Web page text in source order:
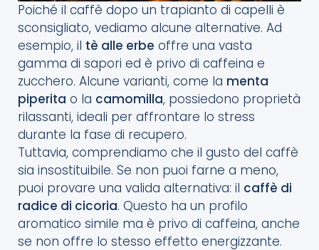
Poiché il caffè dopo un trapianto di capelli è
sconsigliato, vediamo alcune alternative. Ad
esempio, il tè alle erbe offre una vasta
gamma di sapori ed è privo di caffeina e
zucchero. Alcune varianti, come la menta
piperita o la camomilla, possiedono proprietà
rilassanti, ideali per affrontare lo stress
durante la fase di recupero.
Tuttavia, comprendiamo che il gusto del caffè
sia insostituibile. Se non puoi farne a meno,
puoi provare una valida alternativa: il caffè di
radice di cicoria. Questo ha un profilo
aromatico simile ma è privo di caffeina, anche
se non offre lo stesso effetto energizzante.